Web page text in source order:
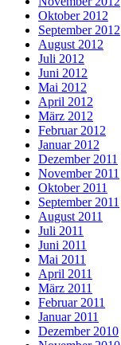
Oktober 2012
September 2012
August 2012
Juli 2012
Juni 2012
Mai 2012
April 2012
März 2012
Februar 2012
Januar 2012
Dezember 2011
November 2011
Oktober 2011
September 2011
August 2011
Juli 2011
Juni 2011
Mai 2011
April 2011
März 2011
Februar 2011
Januar 2011
Dezember 2010